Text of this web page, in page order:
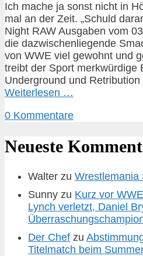
Ich mache ja sonst nicht in
mal an der Zeit. „Schuld
Night RAW Ausgaben vom
die dazwischenliegende
von WWE viel gewohnt und
treibt der Sport merkwürdige
Underground und
Weiterlesen …
0 Kommentare
Neueste
Walter zu Wrestlemania
Sunny zu Kurz vor
Lynch verletzt, Daniel
Der Chef zu
Titelmatch beim